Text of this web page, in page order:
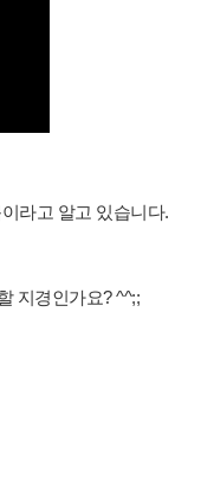
라고 알고 있습니다.
지경인가요? ^^;;